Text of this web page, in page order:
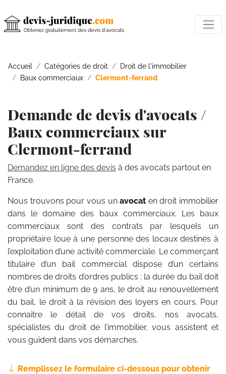
Accueil Catégories de droit
Droit de l'immobilier
Baux commerciaux
Clermont-ferrand
Demande de devis d'avocats /
Baux commerciaux sur
Clermont-ferrand
Demandez en ligne des devis à des avocats partout en
France.
Nous trouvons pour vous unavocat en droit immobilier
dans le domaine des baux commerciaux. Les baux
commerciaux sont des contrats par lesquels un
propriétaire loue à une personne des locaux destinés à
l’exploitation d’une activité commerciale. Le commerçant
titulaire d’un bail commercial dispose d’un certains
nombres de droits d’ordres publics : la durée du bail doit
être d’un minimum de 9 ans, le droit au renouvellement
du bail, le droit à la révision des loyers en cours. Pour
connaitre le détail de vos droits, nos avocats,
spécialistes du droit de l’immobilier, vous assistent et
vous guident dans vos démarches.
Remplissez le formulaire ci-dessous pour obtenir